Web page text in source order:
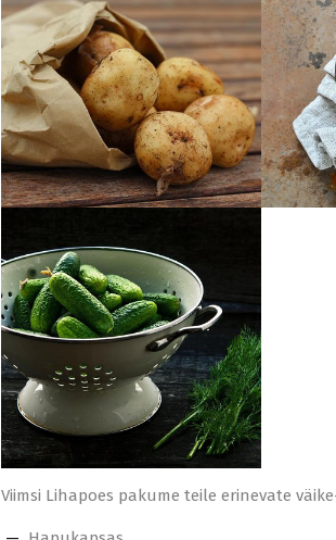
Viimsi Lihapoes pakume teile erinevate